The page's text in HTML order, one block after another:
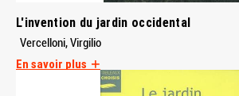
L'invention du jardin occidental
Vercelloni, Virgilio
En savoir plus